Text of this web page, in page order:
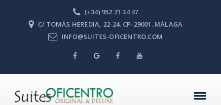
(+34) 952 21 34 47
C/ TOMÁS HEREDIA, 22-24. CP-29001. MÁLAGA
INFO@SUITES-OFICENTRO.COM